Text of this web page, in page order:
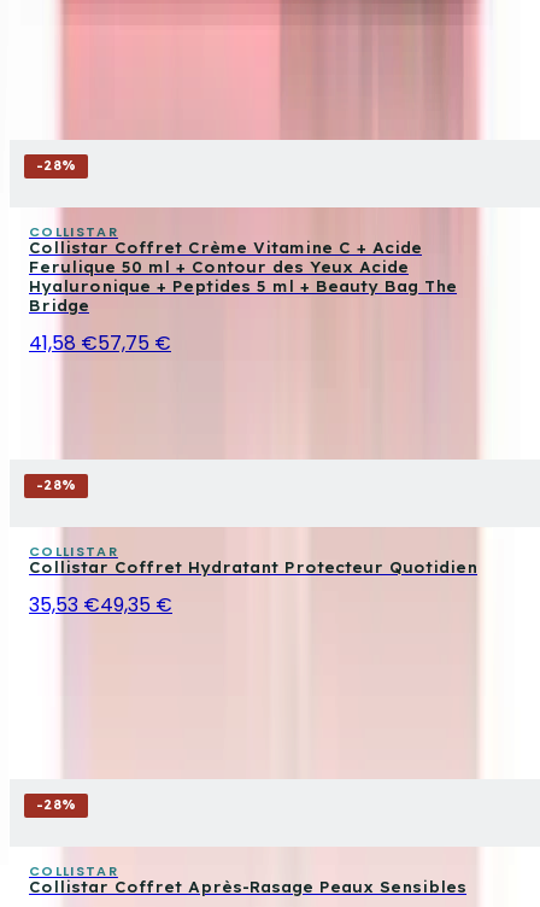
-28%
COLLISTAR
Collistar Coffret Crème Vitamine C + Acide
Ferulique 50 ml + Contour des Yeux Acide
Hyaluronique + Peptides 5 ml + Beauty Bag The
Bridge
41,58 €57,75 €
-28%
COLLISTAR
Collistar Coffret Hydratant Protecteur Quotidien
35,53 €49,35 €
-28%
COLLISTAR
Collistar Coffret Après-Rasage Peaux Sensibles